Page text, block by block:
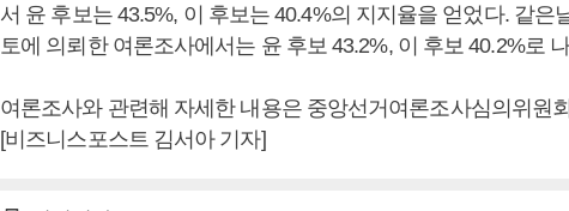
서 윤 후보는 43.5%, 이 후보는 40.4%의 지지율을 얻었다. 같은
토에 의뢰한 여론조사에서는 윤 후보 43.2%, 이 후보 40.2%로
여론조사와 관련해 자세한 내용은 중앙선거여론조사심의위원
[비즈니스포스트 김서아 기자]